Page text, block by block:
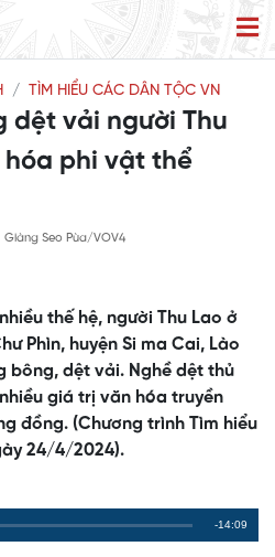
TÌM HIỂU CÁC DÂN TỘC VN
dệt vải người Thu
hóa phi vật thể
Giàng Seo Pùa/VOV4
thế hệ, người Thu Lao ở
Phìn, huyện Si ma Cai, Lào
bông, dệt vải. Nghề dệt thủ
giá trị văn hóa truyền
đồng. (Chương trình Tìm hiểu
24/4/2024).
Remaining
-14:09